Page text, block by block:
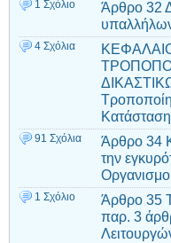
1 Σχόλιο
Άρθρο 32
4 Σχόλια
91 Σχόλια
Άρθρο 34
την
1 Σχόλιο
Άρθρο 35
παρ. 3